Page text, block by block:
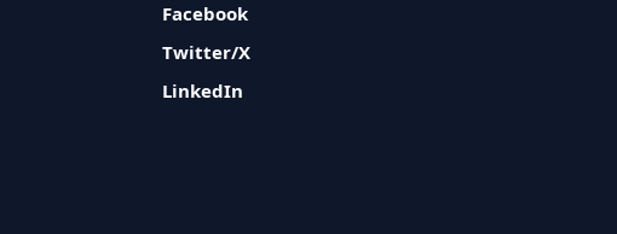
Facebook
Twitter/X
LinkedIn